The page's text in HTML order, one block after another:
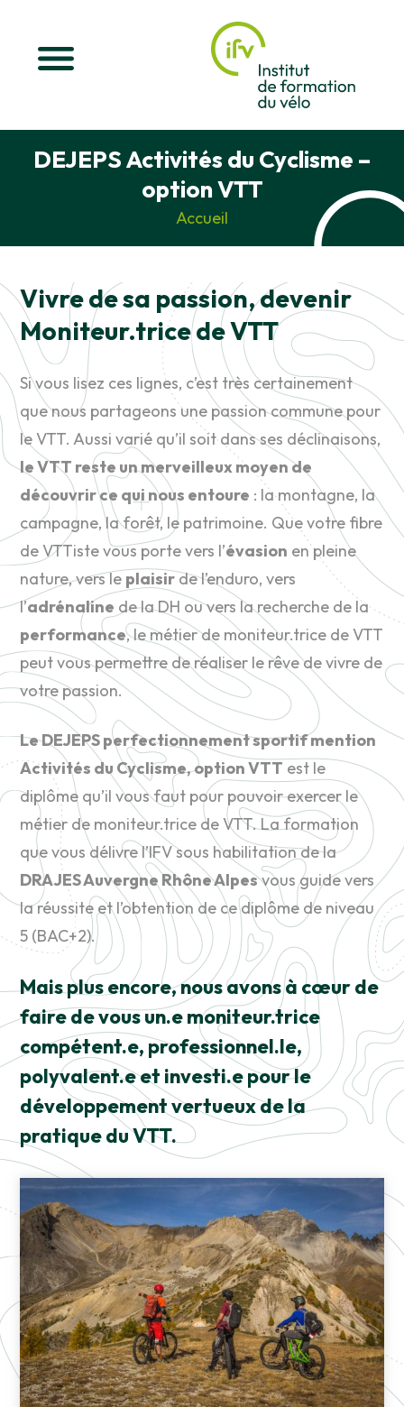
DEJEPS Activités du Cyclisme –
option VTT
Accueil
Vivre de sa passion, devenir
Moniteur.trice de VTT
Si vous lisez ces lignes, c’est très certainement
que nous partageons une passion commune pour
le VTT. Aussi varié qu’il soit dans ses déclinaisons,
le VTT reste un merveilleux moyen de
découvrir ce qui nous entoure : la montagne, la
campagne, la forêt, le patrimoine. Que votre fibre
de VTTiste vous porte vers l’évasion en pleine
nature, vers le plaisirde l’enduro, vers
l’adrénaline de la DH ou vers la recherche de la
performance, le métier de moniteur.trice de VTT
peut vous permettre de réaliser le rêve de vivre de
votre passion.
Le DEJEPS perfectionnement sportif mention
Activités du Cyclisme, option VTT est le
diplôme qu’il vous faut pour pouvoir exercer le
métier de moniteur.trice de VTT. La formation
que vous délivre l’IFV sous habilitation de la
DRAJES Auvergne Rhône Alpesvous guide vers
la réussite et l’obtention de ce diplôme de niveau
5 (BAC+2).
Mais plus encore, nous avons à cœur de
faire de vous un.e moniteur.trice
compétent.e, professionnel.le,
polyvalent.e et investi.e pour le
développement vertueux de la
pratique du VTT.